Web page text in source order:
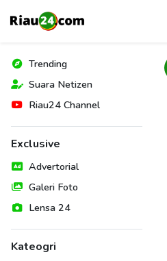
Trending
Suara Netizen
Riau24 Channel
Exclusive
Advertorial
Galeri Foto
Lensa 24
Kateogri